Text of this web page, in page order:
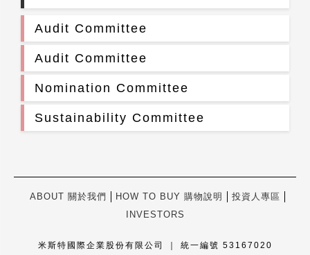
Audit Committee
Audit Committee
Nomination Committee
Sustainability Committee
ABOUT 關於我們 HOW TO BUY 購物說明
投資人專區
INVESTORS
米斯特國際企業股份有限公司 ｜ 統一編號 53167020